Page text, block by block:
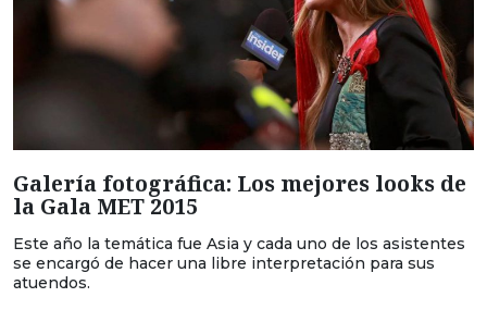
Galería fotográfica: Los mejores looks de
la Gala MET 2015
Este año la temática fue Asia y cada uno de los asistentes
se encargó de hacer una libre interpretación para sus
atuendos.